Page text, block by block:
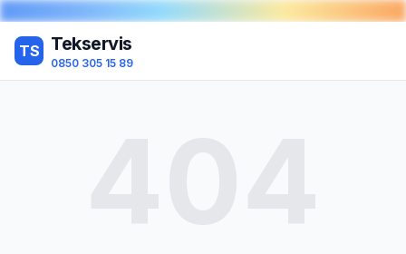
TS Tekservis
0850 305 15 89